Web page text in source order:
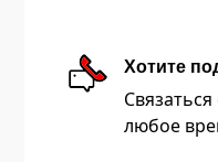
Хотите
любое